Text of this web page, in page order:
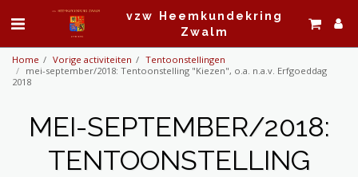
vzw Heemkundekring
Zwalm
Home Vorige activiteiten
Tentoonstellingen
mei-september/2018: Tentoonstelling "Kiezen", o.a. n.a.v. Erfgoeddag
2018
MEI-SEPTEMBER/2018:
TENTOONSTELLING